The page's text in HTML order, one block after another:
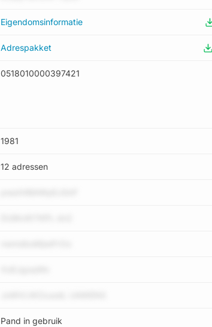
Eigendomsinformatie
Adrespakket
0518010000397421
1981
12 adressen
Pand in gebruik